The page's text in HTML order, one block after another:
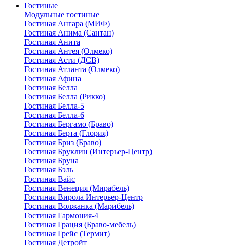
Гостиные
Модульные гостиные
Гостиная Ангара (МИФ)
Гостиная Анима (Сантан)
Гостиная Анита
Гостиная Антея (Олмеко)
Гостиная Асти (ДСВ)
Гостиная Атланта (Олмеко)
Гостиная Афина
Гостиная Белла
Гостиная Белла (Рикко)
Гостиная Белла-5
Гостиная Белла-6
Гостиная Бергамо (Браво)
Гостиная Берта (Глория)
Гостиная Бриз (Браво)
Гостиная Бруклин (Интерьер-Центр)
Гостиная Бруна
Гостиная Бэль
Гостиная Вайс
Гостиная Венеция (Мирабель)
Гостиная Вирола Интерьер-Центр
Гостиная Волжанка (Марибель)
Гостиная Гармония-4
Гостиная Грация (Браво-мебель)
Гостиная Грейс (Термит)
Гостиная Детройт